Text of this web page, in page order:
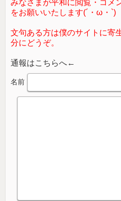
みなさまが平和に閲覧・コメ
をお願いいたします(´・ω・`)
文句ある方は僕のサイトに寄
分にどうぞ。
通報はこちらへ←
名前